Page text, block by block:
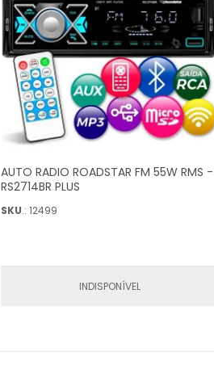
AUTO RADIO ROADSTAR FM 55W RMS -
RS2714BR PLUS
SKU.: 12499
INDISPONÍVEL